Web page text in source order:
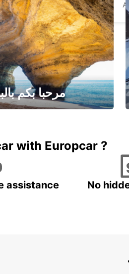
- SPAIN
مرحبا بكم
with Europcar ?
assistance No